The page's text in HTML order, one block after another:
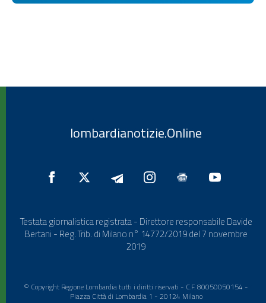
lombardianotizie.Online
Testata giornalistica registrata - Direttore responsabile Davide
Bertani - Reg. Trib. di Milano n° 14772/2019 del 7 novembre
2019
© Copyright Regione Lombardia tutti i diritti riservati - C.F. 80050050154 -
Piazza Città di Lombardia 1 - 20124 Milano